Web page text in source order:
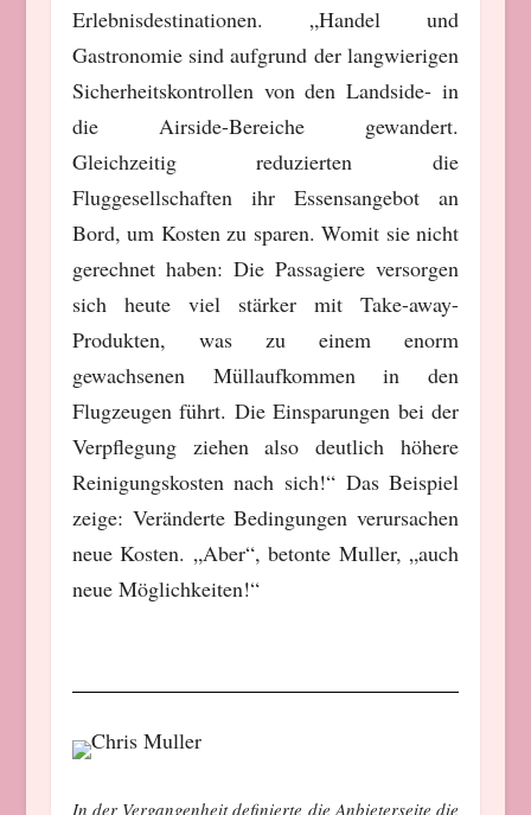
Erlebnisdestinationen. „Handel und
Gastronomie sind aufgrund der langwierigen
Sicherheitskontrollen von den Landside- in
die Airside-Bereiche gewandert.
Gleichzeitig reduzierten die
Fluggesellschaften ihr Essensangebot an
Bord, um Kosten zu sparen. Womit sie nicht
gerechnet haben: Die Passagiere versorgen
sich heute viel stärker mit Take-away-
Produkten, was zu einem enorm
gewachsenen Müllaufkommen in den
Flugzeugen führt. Die Einsparungen bei der
Verpflegung ziehen also deutlich höhere
Reinigungskosten nach sich!“ Das Beispiel
zeige: Veränderte Bedingungen verursachen
neue Kosten. „Aber“, betonte Muller, „auch
neue Möglichkeiten!“
In der Vergangenheit definierte die Anbieterseite die